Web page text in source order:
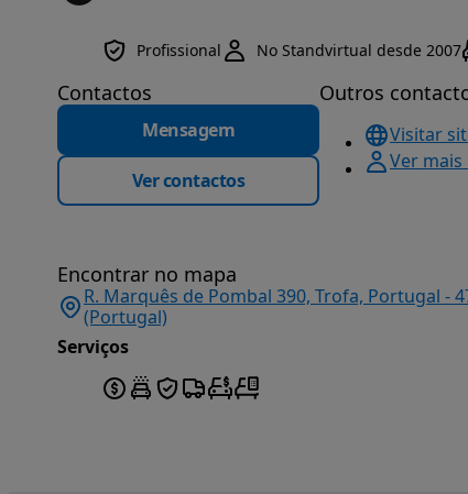
Profissional No Standvirtual desde 2007
Contactos
Mensagem
Ver contactos
Outros
Visitar
Ver
Encontrar no mapa
R. Marquês de Pombal 390, Trofa, Portugal -
(Portugal)
Serviços